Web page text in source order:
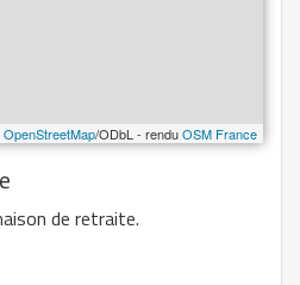
OpenStreetMap/ODbL - renduOSM France
de retraite.